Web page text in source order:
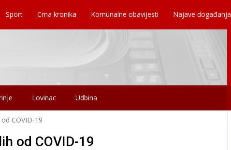
Sport Crna kronika Komunalne obavijesti Najave događanja
Lovinac Udbina
COVID-19
od COVID-19